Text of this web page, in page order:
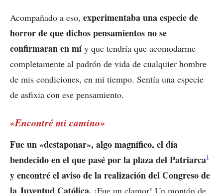
Acompañado a eso, experimentaba una especie de
horror de que dichos pensamientos no se
confirmaran en míy que tendría que acomodarme
completamente al padrón de vida de cualquier hombre
de mis condiciones, en mi tiempo. Sentía una especie
de asfixia con ese pensamiento.
«Encontré mi camino»
Fue un «destaponar», algo magnífico, el día
bendecido en el que pasé por la plaza del Patriarca1
y encontré el aviso de la realización del Congreso de
¡Fue un clamor! Un montón de